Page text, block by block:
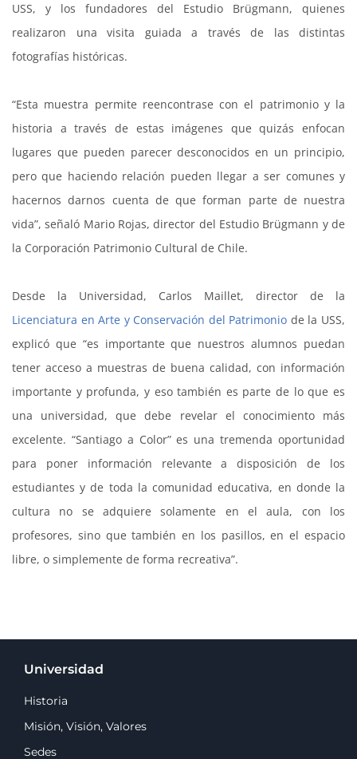
USS, y los fundadores del Estudio Brügmann, quienes
realizaron una visita guiada a través de las distintas
fotografías históricas.
“Esta muestra permite reencontrase con el patrimonio y la
historia a través de estas imágenes que quizás enfocan
lugares que pueden parecer desconocidos en un principio,
pero que haciendo relación pueden llegar a ser comunes y
hacernos darnos cuenta de que forman parte de nuestra
vida”, señaló Mario Rojas, director del Estudio Brügmann y de
la Corporación Patrimonio Cultural de Chile.
Desde la Universidad, Carlos Maillet, director de la
Licenciatura en Arte y Conservación del Patrimonio de la USS,
explicó que “es importante que nuestros alumnos puedan
tener acceso a muestras de buena calidad, con información
importante y profunda, y eso también es parte de lo que es
una universidad, que debe revelar el conocimiento más
excelente. “Santiago a Color” es una tremenda oportunidad
para poner información relevante a disposición de los
estudiantes y de toda la comunidad educativa, en donde la
cultura no se adquiere solamente en el aula, con los
profesores, sino que también en los pasillos, en el espacio
libre, o simplemente de forma recreativa”.
Universidad
Historia
Misión, Visión, Valores
Sedes